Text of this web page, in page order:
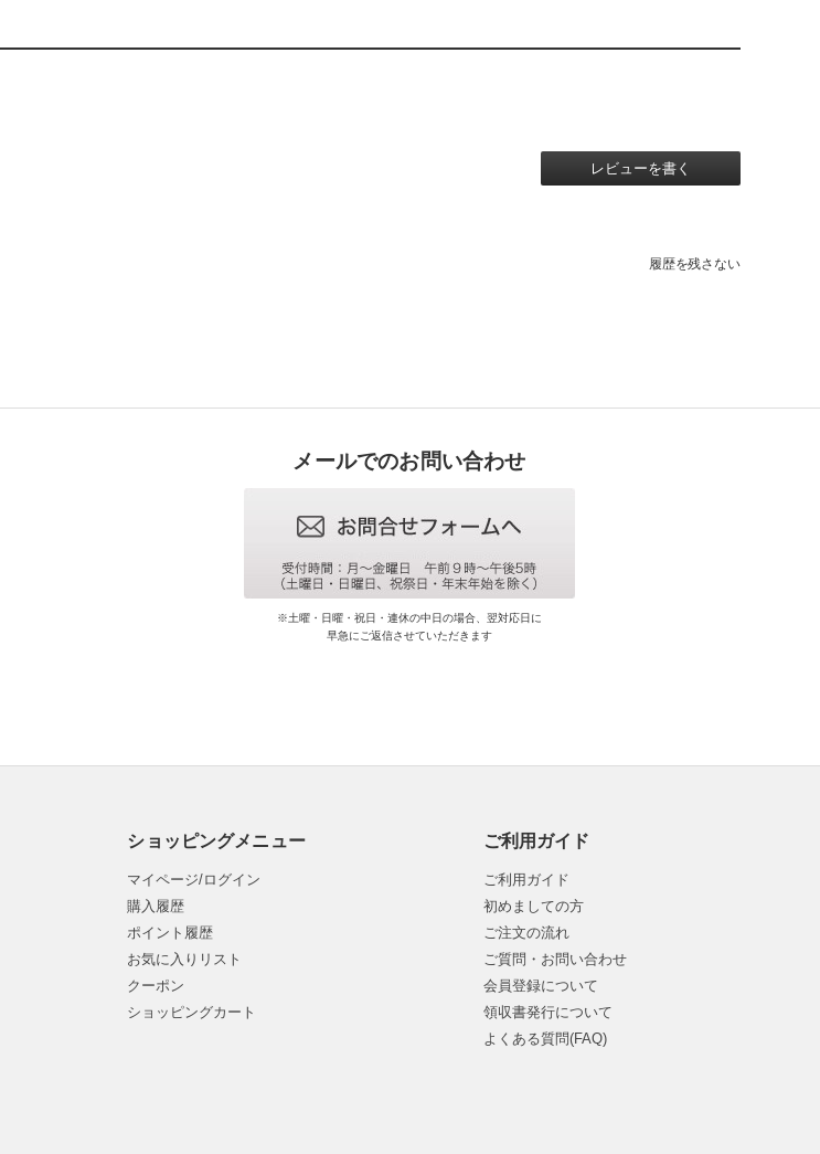
レビューを書く
履歴を残さない
メールでのお問い合わせ
※土曜・日曜・祝日・連休の中日の場合、翌対応日に
早急にご返信させていただきます
ショッピングメニュー
マイページ/ログイン
購入履歴
ポイント履歴
お気に入りリスト
クーポン
ショッピングカート
ご利用ガイド
ご利用ガイド
初めましての方
ご注文の流れ
ご質問・お問い合わせ
会員登録について
領収書発行について
よくある質問(FAQ)